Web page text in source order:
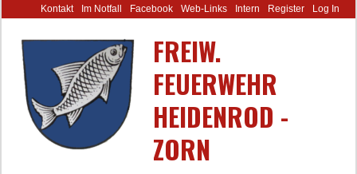
Kontakt Im Notfall Facebook Web-Links Intern Register Log In
FREIW.
FEUERWEHR
HEIDENROD -
ZORN